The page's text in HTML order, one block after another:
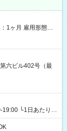
1ヶ月 雇用形態、
六ビル402号（最
19:00 └1日あたりの
、いつでも勤務可
ご勤務いただけま